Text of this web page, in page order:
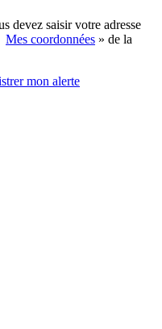
devez saisir votre adresse
Mes coordonnées » de la
mon alerte